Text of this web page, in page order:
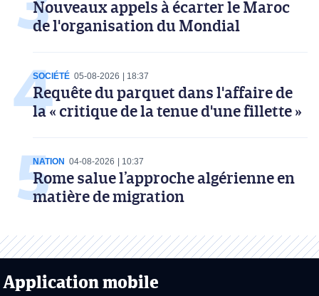
Nouveaux appels à écarter le Maroc
de l'organisation du Mondial
SOCIÉTÉ 05-08-2026 18:37
Requête du parquet dans l'affaire de
la « critique de la tenue d'une fillette »
NATION 04-08-2026 10:37
Rome salue l’approche algérienne en
matière de migration
Application mobile